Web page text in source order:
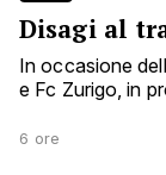
Disagi al
In occasione
e Fc Zurigo, in
6 ore